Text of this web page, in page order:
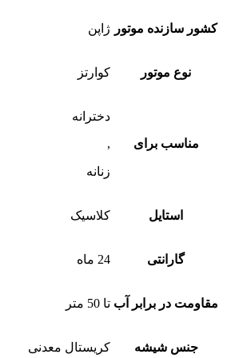
کشور سازنده موتور ژاپن
نوع موتور کوارتز
مناسب برای
دخترانه
,
زنانه
استایل کلاسیک
گارانتی 24 ماه
مقاومت در برابر آب تا 50 متر
جنس شیشه کریستال معدنی